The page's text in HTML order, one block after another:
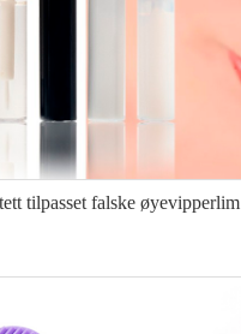
tilpasset falske øyevipperlim